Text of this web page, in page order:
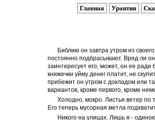
Главная Урантия
Библию он завтра утром из
постоянно подбрасывают. Вряд ли он
заинтересует его, может, он ее
книжечки уйму денег платит, не
прибежит он утром с докладом или
вариантов, кроме первого, кроме
Холодно, мокро. Листья ветер по
Его теперь мусорная метла
Никого на улицах. Лишь я -